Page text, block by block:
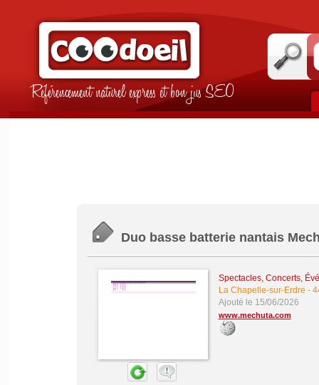
Référencement naturel express et bon jus SEO
Duo basse batterie nantais
Spectacles, Concerts,
La Chapelle-sur-Erdre -
Ajouté le 15/06/2026
www.mechuta.com